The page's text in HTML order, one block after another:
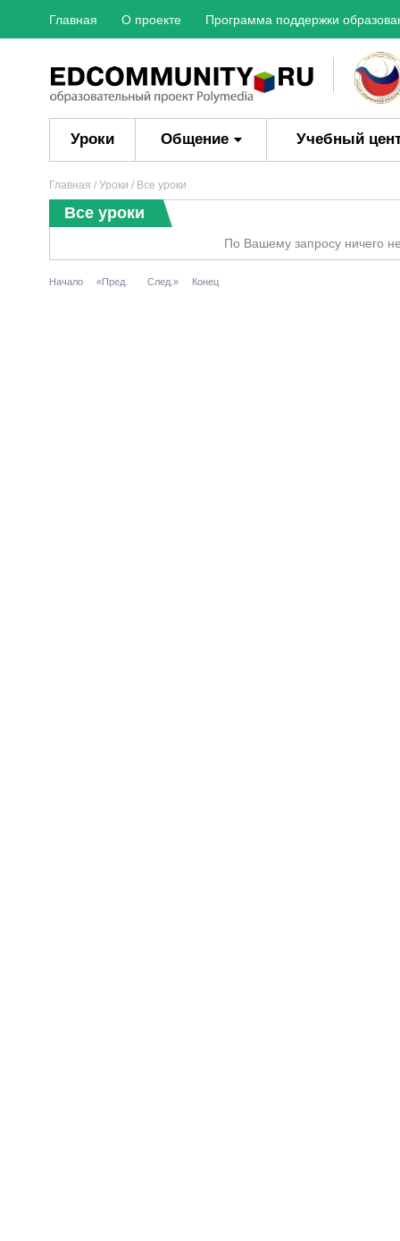
Главная О проекте Программа поддержки
Уроки Общение Учебный
Главная / Уроки / Все уроки
Все уроки
По Вашему запросу ничего
Начало «Пред. След.» Конец